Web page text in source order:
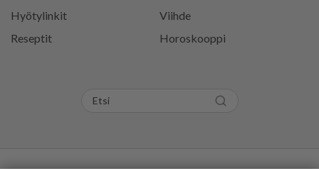
Hyötylinkit
Viihde
Reseptit
Horoskooppi